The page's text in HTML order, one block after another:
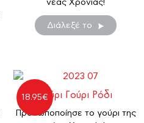
νέας Χρονιάς!
Διάλεξέ το
18.95€
γούρι Γούρι Ρόδι
Προσωποποίησε το γούρι της